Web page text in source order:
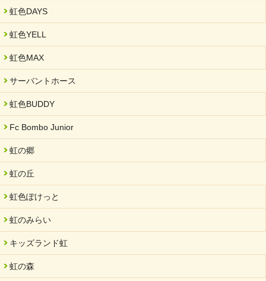
虹色DAYS
虹色YELL
虹色MAX
サーバントホース
虹色BUDDY
Fc Bombo Junior
虹の郷
虹の丘
虹色ぽけっと
虹のみらい
キッズランド虹
虹の森